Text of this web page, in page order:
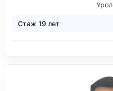
Стаж 19 лет